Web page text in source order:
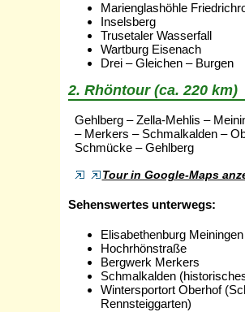
Marienglashöhle
Inselsberg
Trusetaler Wasserfall
Wartburg Eisenach
Drei – Gleichen – Burgen
2. Rhöntour (ca. 220 km)
Gehlberg – Zella-Mehlis –
– Merkers – Schmalkalden –
Schmücke – Gehlberg
Tour in Google-Maps
Sehenswertes unterwegs:
Elisabethenburg Meiningen
Hochrhönstraße
Bergwerk Merkers
Schmalkalden
Wintersportort Oberhof
Rennsteiggarten)